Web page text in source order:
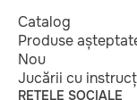
Catalog
Produse
Nou
Jucării cu
REȚELE SOCIALE